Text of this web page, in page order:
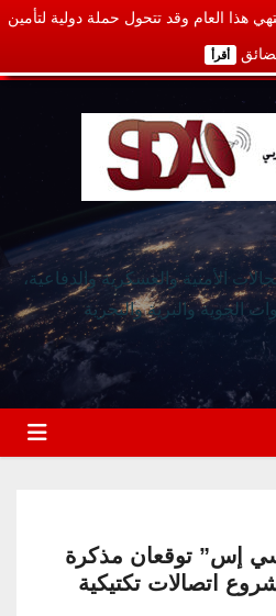
هذا العام وقد تتحول حملة دولية لتأمين
أقرأ
الأمنية والعسكرية والدفاعية،
الجوية والبرية والبحرية
إس” توقعان مذكرة
اتصالات تكتيكية